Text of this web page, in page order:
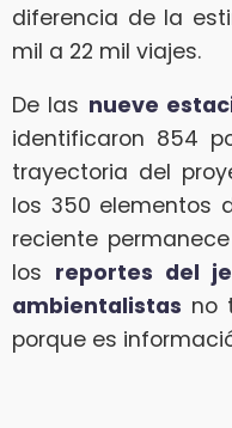
diferencia de la
mil a 22 mil viajes.
De las nueve
identificaron 854
trayectoria del
los 350 elementos
reciente
los reportes del
ambientalistas no
porque es